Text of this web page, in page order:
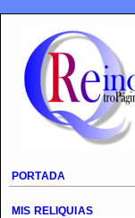
PORTADA
MIS RELIQUIAS